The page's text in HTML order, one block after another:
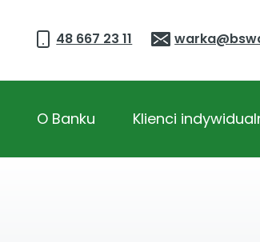
48 667 23 11
O Banku Klienci